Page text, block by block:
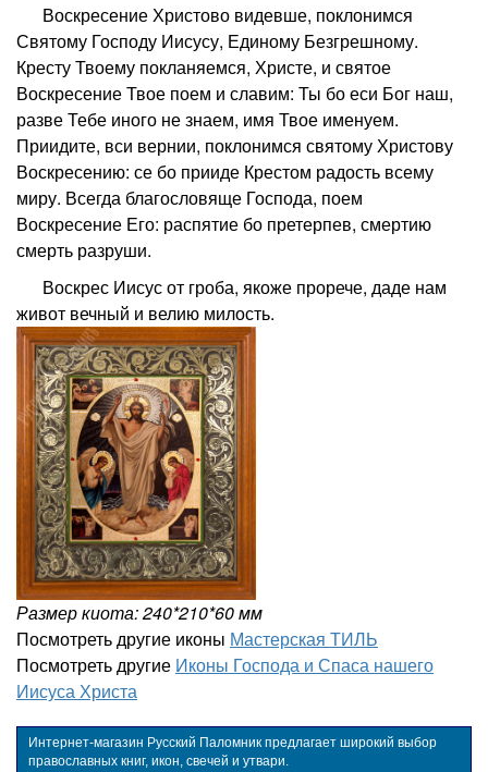
Воскресение Христово видевше, поклонимся
Святому Господу Иисусу, Единому Безгрешному.
Кресту Твоему покланяемся, Христе, и святое
Воскресение Твое поем и славим: Ты бо еси Бог наш,
разве Тебе иного не знаем, имя Твое именуем.
Приидите, вси вернии, поклонимся святому Христову
Воскресению: се бо прииде Крестом радость всему
миру. Всегда благословяще Господа, поем
Воскресение Его: распятие бо претерпев, смертию
смерть разруши.
Воскрес Иисус от гроба, якоже прорече, даде нам
живот вечный и велию милость.
Размер киота: 240*210*60 мм
Посмотреть другие иконы Мастерская ТИЛЬ
Посмотреть другие Иконы Господа и Спаса нашего
Иисуса Христа
Интернет-магазин Русский Паломник предлагает широкий выбор
православных книг, икон, свечей и утвари.